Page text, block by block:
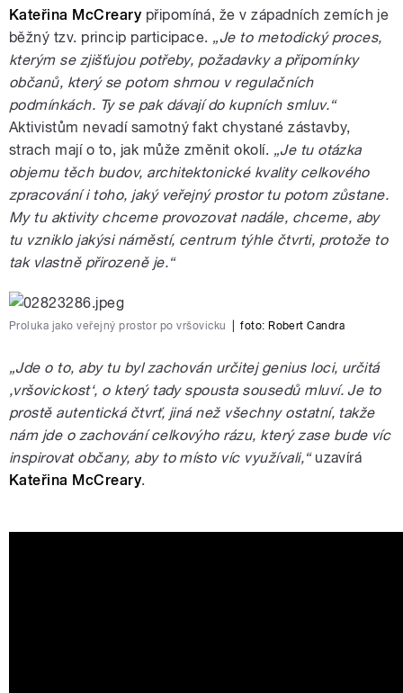
Kateřina McCrearypřipomíná, že v západních zemích je
běžný tzv. princip participace. „Je to metodický proces,
kterým se zjišťujou potřeby, požadavky a připomínky
občanů, který se potom shrnou v regulačních
podmínkách. Ty se pak dávají do kupních smluv.“
Aktivistům nevadí samotný fakt chystané zástavby,
strach mají o to, jak může změnit okolí. „Je tu otázka
objemu těch budov, architektonické kvality celkového
zpracování i toho, jaký veřejný prostor tu potom zůstane.
My tu aktivity chceme provozovat nadále, chceme, aby
tu vzniklo jakýsi náměstí, centrum týhle čtvrti, protože to
tak vlastně přirozeně je.“
Proluka jako veřejný prostor po vršovicku foto: Robert Candra
„Jde o to, aby tu byl zachován určitej genius loci, určitá
‚vršovickost‘, o který tady spousta sousedů mluví. Je to
prostě autentická čtvrť, jiná než všechny ostatní, takže
nám jde o zachování celkovýho rázu, který zase bude víc
inspirovat občany, aby to místo víc využívali,“ uzavírá
Kateřina McCreary.